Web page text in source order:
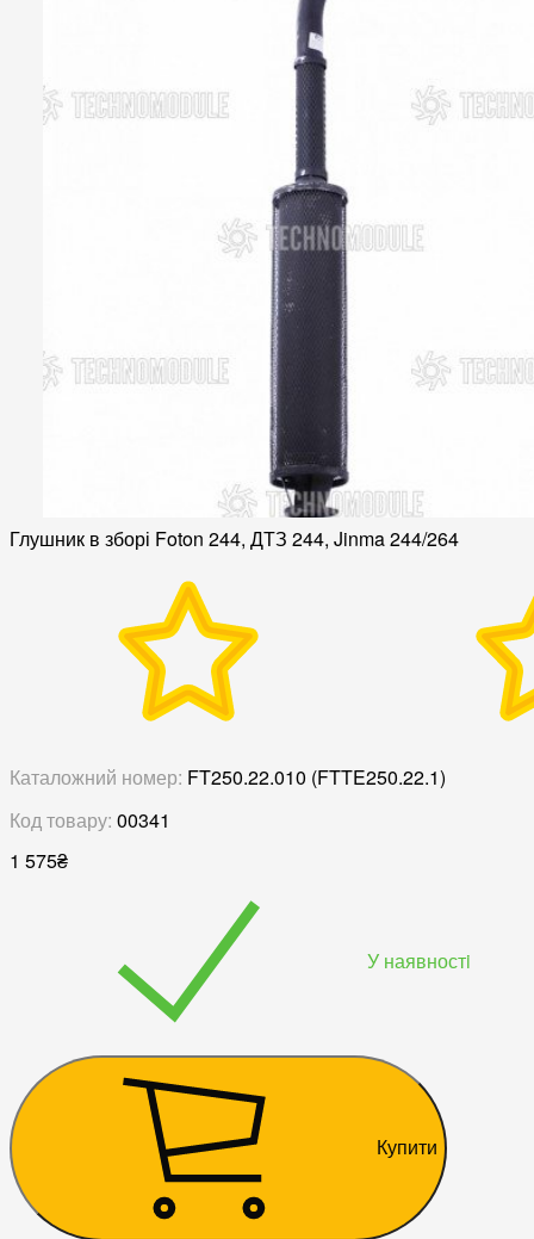
Глушник в зборі Foton 244, ДТЗ 244, Jinma 244/264
Каталожний номер: FT250.22.010 (FTTE250.22.1)
Код товару: 00341
1 575₴
У наявностi
Купити